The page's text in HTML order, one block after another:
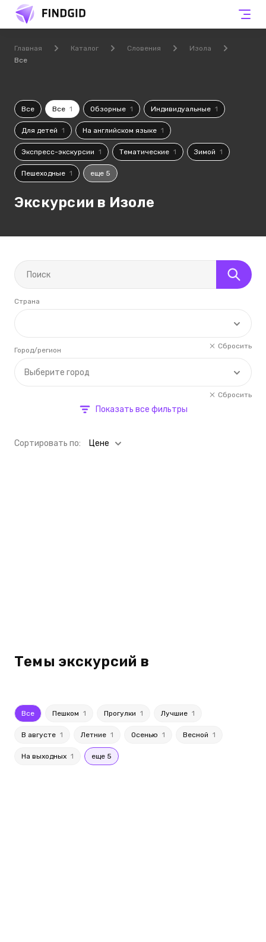
Главная Каталог Словения
Изола
Все
Все Все 1 Обзорные 1 Индивидуальные 1
Для детей 1 На английском языке 1
Экспресс-экскурсии 1 Тематические 1 Зимой 1
Пешеходные 1 еще 5
Экскурсии в Изоле
Страна
Сбросить
Выберите город
Город/регион
Сбросить
Показать все фильтры
Cортировать по: Цене
Темы экскурсий в
Все Пешком 1 Прогулки 1 Лучшие 1
В августе 1 Летние 1 Осенью 1 Весной 1
На выходных 1 еще 5